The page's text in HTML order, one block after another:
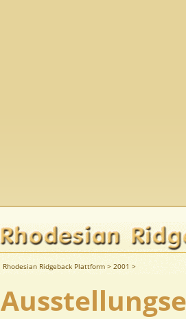
Rhodesian Ridgeback Plattform > 2001 >